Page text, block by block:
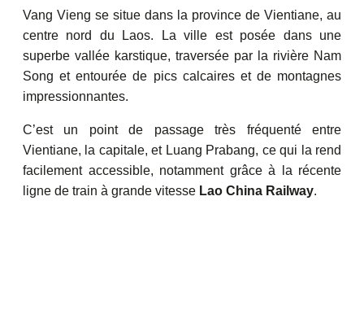
Vang Vieng se situe dans la province de Vientiane, au
centre nord du Laos. La ville est posée dans une
superbe vallée karstique, traversée par la rivière Nam
Song et entourée de pics calcaires et de montagnes
impressionnantes.
C’est un point de passage très fréquenté entre
Vientiane, la capitale, et Luang Prabang, ce qui la rend
facilement accessible, notamment grâce à la récente
ligne de train à grande vitesse Lao China Railway.